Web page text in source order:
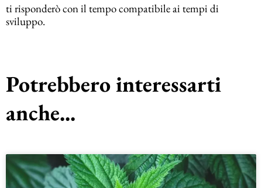
ti risponderò con il tempo compatibile ai tempi di
sviluppo.
Potrebbero interessarti
anche...